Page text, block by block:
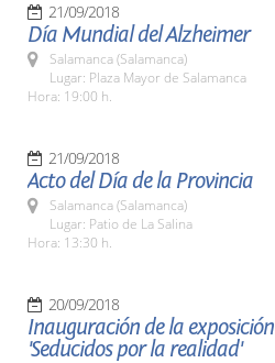
21/09/2018
Día Mundial del Alzheimer
Salamanca (Salamanca)
Lugar: Plaza Mayor de Salamanca
Hora: 19:00 h.
21/09/2018
Acto del Día de la Provincia
Salamanca (Salamanca)
Lugar: Patio de La Salina
Hora: 13:30 h.
20/09/2018
Inauguración de la exposición
'Seducidos por la realidad'